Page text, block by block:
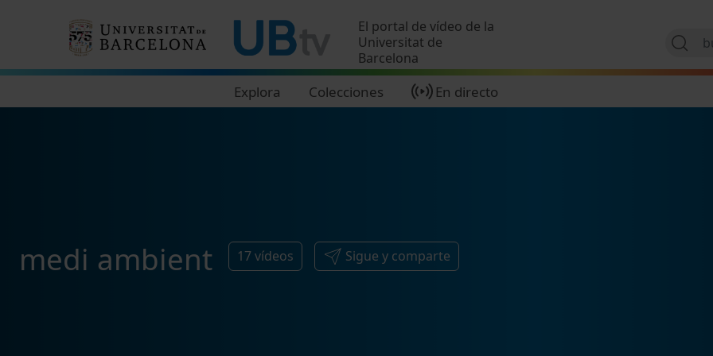
El portal de vídeo de la
Universitat de
Barcelona
Explora Colecciones En directo
medi ambient 17vídeos Sigue y comparte